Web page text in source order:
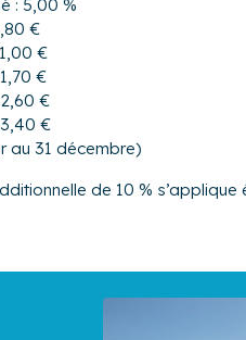
: 5,00 %
€
€
€
€
€
au 31 décembre)
de 10 %